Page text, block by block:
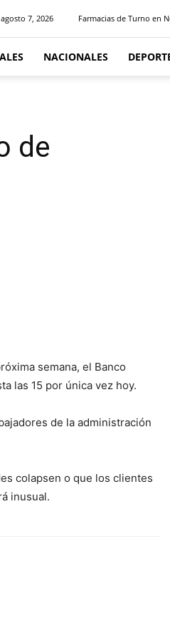
7, 2026 Farmacias de Turno en
NACIONALES
de
semana, el Banco
las 15 por única vez hoy.
de la administración
colapsen o que los clientes
inusual.